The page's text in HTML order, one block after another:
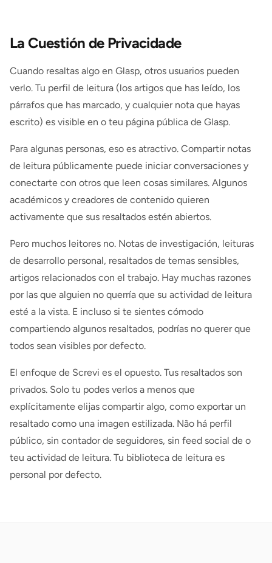
La Cuestión de Privacidade
Cuando resaltas algo en Glasp, otros usuarios pueden
verlo. Tu perfil de leitura (los artigos que has leído, los
párrafos que has marcado, y cualquier nota que hayas
escrito) es visible en o teu página pública de Glasp.
Para algunas personas, eso es atractivo. Compartir notas
de leitura públicamente puede iniciar conversaciones y
conectarte con otros que leen cosas similares. Algunos
académicos y creadores de contenido quieren
activamente que sus resaltados estén abiertos.
Pero muchos leitores no. Notas de investigación, leituras
de desarrollo personal, resaltados de temas sensibles,
artigos relacionados con el trabajo. Hay muchas razones
por las que alguien no querría que su actividad de leitura
esté a la vista. E incluso si te sientes cómodo
compartiendo algunos resaltados, podrías no querer que
todos sean visibles por defecto.
El enfoque de Screvi es el opuesto. Tus resaltados son
privados. Solo tu podes verlos a menos que
explícitamente elijas compartir algo, como exportar un
resaltado como una imagen estilizada. Não há perfil
público, sin contador de seguidores, sin feed social de o
teu actividad de leitura. Tu biblioteca de leitura es
personal por defecto.